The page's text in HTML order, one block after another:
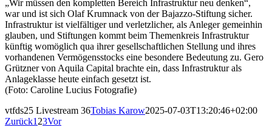
„Wir müssen den kompletten Bereich Infrastruktur neu denken“,
war und ist sich Olaf Krumnack von der Bajazzo-Stiftung sicher.
Infrastruktur ist vielfältiger und verletzlicher, als Anleger gemeinhin
glauben, und Stiftungen kommt beim Themenkreis Infrastruktur
künftig womöglich qua ihrer gesellschaftlichen Stellung und ihres
vorhandenen Vermögensstocks eine besondere Bedeutung zu. Gero
Grützner von Aquila Capital brachte ein, dass Infrastruktur als
Anlageklasse heute einfach gesetzt ist.
(Foto: Caroline Lucius Fotografie)
vtfds25 Livestream 36Tobias Karow2025-07-03T13:20:46+02:00
Zurück1 23Vor